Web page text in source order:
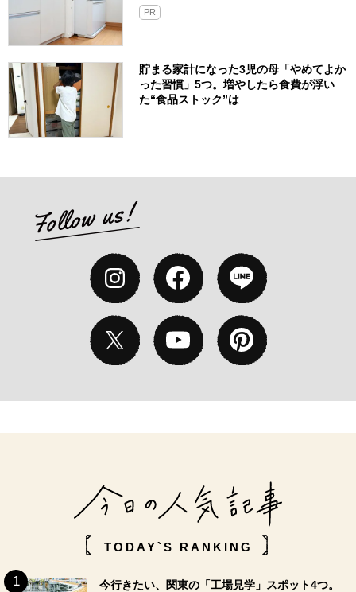
PR
貯まる家計になった3児の母「やめてよか
った習慣」5つ。増やしたら食費が浮い
た“食品ストック”は
TODAY`S RANKING
今行きたい、関東の「工場見学」スポット4つ。